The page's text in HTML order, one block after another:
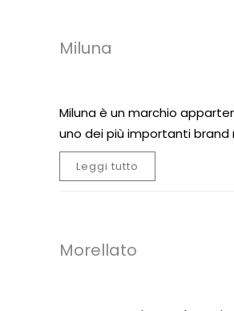
Miluna
Miluna è un marchio
uno dei più importanti brand
Leggi tutto
Morellato